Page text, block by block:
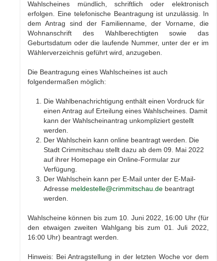
Wahlscheines mündlich, schriftlich oder elektronisch
erfolgen. Eine telefonische Beantragung ist unzulässig. In
dem An­trag sind der Familienname, der Vorname, die
Wohnanschrift des Wahlberechtigten sowie das
Geburtsdatum oder die laufende Nummer, unter der er im
Wählerverzeichnis geführt wird, anzugeben.
Die Beantragung eines Wahlscheines ist auch
folgendermaßen möglich:
Die Wahlbenachrichtigung enthält einen Vordruck für
einen Antrag auf Erteilung eines Wahlscheines. Damit
kann der Wahlscheinantrag unkompliziert gestellt
werden.
Der Wahlschein kann online beantragt werden. Die
Stadt Crimmitschau stellt dazu ab dem 09. Mai 2022
auf ihrer Homepage ein Online-Formular zur
Verfügung.
Der Wahlschein kann per E-Mail unter der E-Mail-
Adresse meldestelle@crimmitschau.de beantragt
werden.
Wahlscheine können bis zum 10. Juni 2022, 16:00 Uhr (für
den etwaigen zweiten Wahlgang bis zum 01. Juli 2022,
16:00 Uhr) beantragt werden.
Hinweis: Bei Antragstellung in der letzten Woche vor dem